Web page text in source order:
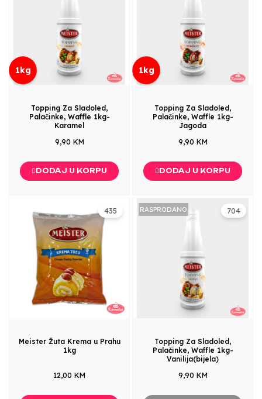
1kg
Topping Za Sladoled,
Palačinke, Waffle 1kg-
Karamel
9,90 KM
DODAJ U KORPU
1kg
Topping Za Sladoled,
Palačinke, Waffle 1kg-
Jagoda
9,90 KM
DODAJ U KORPU
435
Meister Žuta Krema u Prahu
1kg
12,00 KM
704
RASPRODANO
Topping Za Sladoled,
Palačinke, Waffle 1kg-
Vanilija(bijela)
9,90 KM